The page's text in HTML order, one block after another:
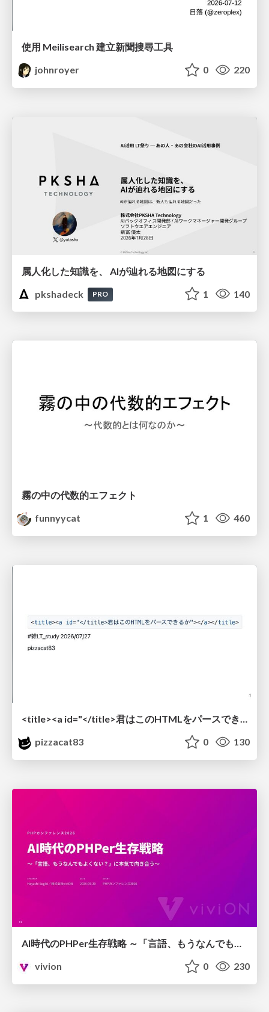
使用 Meilisearch 建立新聞搜尋工具
johnroyer
0 220
属人化した知識を、 AIが辿れる地図にする
pkshadeck
PRO 1 140
霧の中の代数的エフェクト
funnyycat
1 460
<title><a id="</title>君はこのHTMLをパースできるか"></a></title> #雑LT_study
pizzacat83
0 130
vivion
0 230